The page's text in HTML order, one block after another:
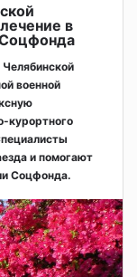
в
военной
курортного
и помогают
Соцфонда.